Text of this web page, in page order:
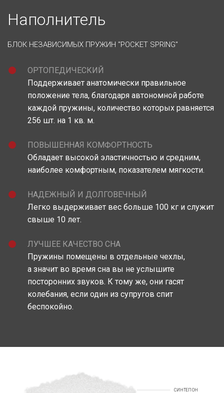
Наполнитель
БЛОК НЕЗАВИСИМЫХ ПРУЖИН "POCKET SPRING"
ОРТОПЕДИЧЕСКИЙ
Поддерживает анатомически правильное
положение тела, благодаря автономной работе
каждой пружины, количество которых равняется
256 шт. на 1 кв. м.
ПОВЫШЕННАЯ КОМФОРТНОСТЬ
Обладает высокой эластичностью и средним,
наиболее комфортным, показателем мягкости.
НАДЕЖНЫЙ И ДОЛГОВЕЧНЫЙ
Легко выдерживает вес больше 100 кг и служит
свыше 10 лет.
ЛУЧШЕЕ КАЧЕСТВО СНА
Пружины помещены в отдельные чехлы,
а значит во время сна вы не услышите
посторонних звуков. К тому же, они гасят
колебания, если один из супругов спит
беспокойно.
СИНТЕПОН